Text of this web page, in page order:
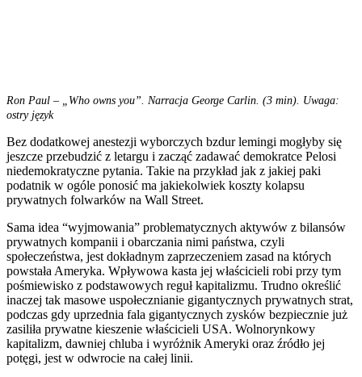
Ron Paul – „Who owns you”. Narracja George Carlin. (3 min). Uwaga:
ostry język
Bez dodatkowej anestezji wyborczych bzdur lemingi mogłyby się
jeszcze przebudzić z letargu i zacząć zadawać demokratce Pelosi
niedemokratyczne pytania. Takie na przykład jak z jakiej paki
podatnik w ogóle ponosić ma jakiekolwiek koszty kolapsu
prywatnych folwarków na Wall Street.
Sama idea “wyjmowania” problematycznych aktywów z bilansów
prywatnych kompanii i obarczania nimi państwa, czyli
społeczeństwa, jest dokładnym zaprzeczeniem zasad na których
powstała Ameryka. Wpływowa kasta jej właścicieli robi przy tym
pośmiewisko z podstawowych reguł kapitalizmu. Trudno określić
inaczej tak masowe uspołecznianie gigantycznych prywatnych strat,
podczas gdy uprzednia fala gigantycznych zysków bezpiecznie już
zasiliła prywatne kieszenie właścicieli USA. Wolnorynkowy
kapitalizm, dawniej chluba i wyróżnik Ameryki oraz źródło jej
potęgi, jest w odwrocie na całej linii.